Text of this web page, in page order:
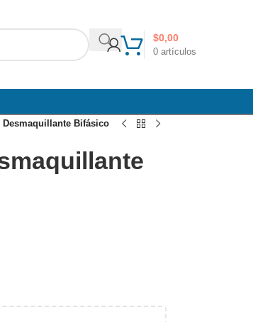
0artículos
$0,00
Bifásico